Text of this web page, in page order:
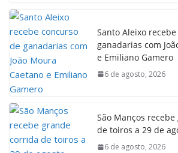
Santo Aleixo
ganadarias com
e Emiliano Gamero
6 de agosto, 2026
São Manços
de toiros a 29 de
6 de agosto, 2026